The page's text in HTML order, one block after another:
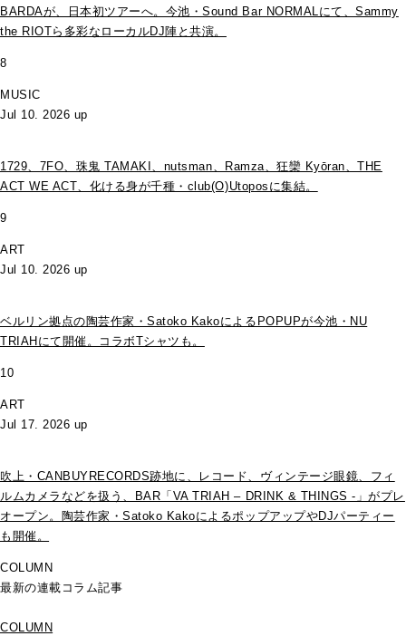
BARDAが、日本初ツアーへ。今池・Sound Bar NORMALにて、Sammy
the RIOTら多彩なローカルDJ陣と共演。
8
MUSIC
Jul 10. 2026 up
1729、7FO、珠鬼 TAMAKI、nutsman、Ramza、狂欒 Kyōran、THE
ACT WE ACT、化ける身が千種・club(O)Utoposに集結。
9
ART
Jul 10. 2026 up
ベルリン拠点の陶芸作家・Satoko KakoによるPOPUPが今池・NU
TRIAHにて開催。コラボTシャツも。
10
ART
Jul 17. 2026 up
吹上・CANBUYRECORDS跡地に、レコード、ヴィンテージ眼鏡、フィ
ルムカメラなどを扱う、BAR「VA TRIAH – DRINK & THINGS -」がプレ
オープン。陶芸作家・Satoko KakoによるポップアップやDJパーティー
も開催。
COLUMN
最新の連載コラム記事
COLUMN